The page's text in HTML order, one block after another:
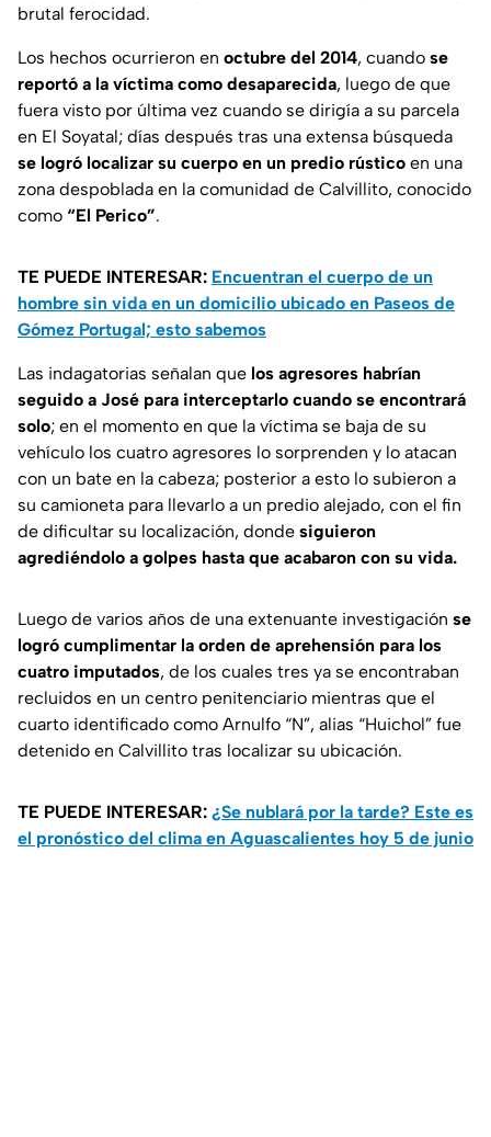
brutal ferocidad.
Los hechos ocurrieron en octubre del 2014, cuando se
reportó a la víctima como desaparecida, luego de que
fuera visto por última vez cuando se dirigía a su parcela
en El Soyatal; días después tras una extensa búsqueda
se logró localizar su cuerpo en un predio rústico en una
zona despoblada en la comunidad de Calvillito, conocido
como “El Perico”.
TE PUEDE INTERESAR: Encuentran el cuerpo de un
hombre sin vida en un domicilio ubicado en Paseos de
Gómez Portugal; esto sabemos
Las indagatorias señalan que los agresores habrían
seguido a José para interceptarlo cuando se encontrará
solo; en el momento en que la víctima se baja de su
vehículo los cuatro agresores lo sorprenden y lo atacan
con un bate en la cabeza; posterior a esto lo subieron a
su camioneta para llevarlo a un predio alejado, con el fin
de dificultar su localización, donde siguieron
agrediéndolo a golpes hasta que acabaron con su vida.
Luego de varios años de una extenuante investigación se
logró cumplimentar la orden de aprehensión para los
cuatro imputados, de los cuales tres ya se encontraban
recluidos en un centro penitenciario mientras que el
cuarto identificado como Arnulfo “N”, alias “Huichol” fue
detenido en Calvillito tras localizar su ubicación.
TE PUEDE INTERESAR: ¿Se nublará por la tarde? Este es
el pronóstico del clima en Aguascalientes hoy 5 de junio